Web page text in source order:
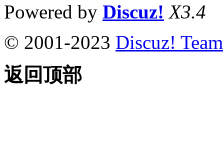
Powered by Discuz! X3.4
© 2001-2023 Discuz! Team
返回顶部